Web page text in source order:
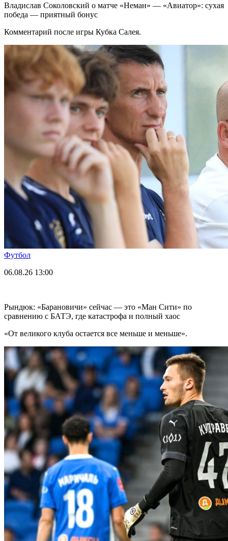
Владислав Соколовский о матче «Неман» — «Авиатор»: сухая
победа — приятный бонус
Комментарий после игры Кубка Салея.
Футбол
06.08.26 13:00
Рындюк: «Барановичи» сейчас — это «Ман Сити» по
сравнению с БАТЭ, где катастрофа и полный хаос
«От великого клуба остается все меньше и меньше».